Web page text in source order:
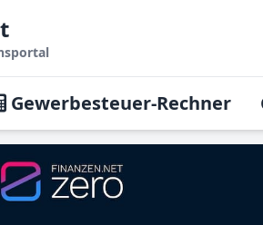
Gewerbesteuer-Rechner